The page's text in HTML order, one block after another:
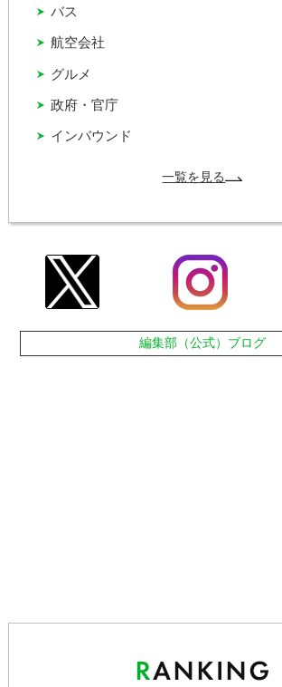
インバウンド
グルメ
バス
政府・官庁
航空会社
一覧を見る
編集部（公式）ブログ